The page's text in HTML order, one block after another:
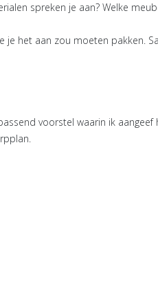
spreken je aan? Welke
het aan zou moeten pakken.
voorstel waarin ik